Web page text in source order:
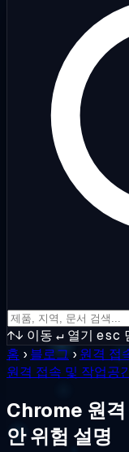
↑↓ 이동 ↵ 열기 esc
홈 › 블로그 › 원격 접
원격 접속 및 작업공
Chrome 원격
안 위험 설명